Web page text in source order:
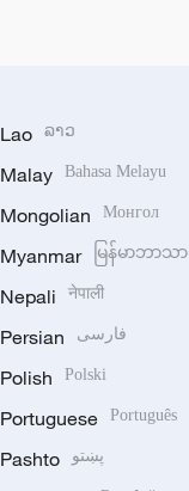
Lao ລາວ
Malay Bahasa Melayu
Mongolian Монгол
Myanmar မြန်မာဘာသာ
Nepali नेपाली
Persian فارسی
Polish Polski
Portuguese Português
Pashto پښتو